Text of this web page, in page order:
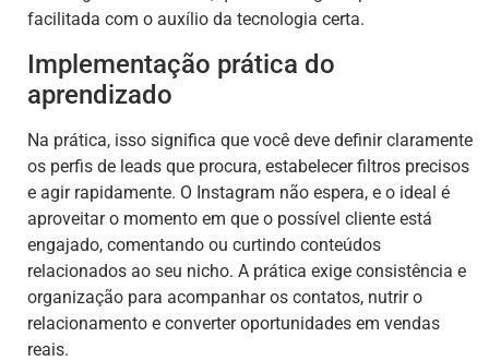
facilitada com o auxílio da tecnologia certa.
Implementação prática do
aprendizado
Na prática, isso significa que você deve definir claramente
os perfis de leads que procura, estabelecer filtros precisos
e agir rapidamente. O Instagram não espera, e o ideal é
aproveitar o momento em que o possível cliente está
engajado, comentando ou curtindo conteúdos
relacionados ao seu nicho. A prática exige consistência e
organização para acompanhar os contatos, nutrir o
relacionamento e converter oportunidades em vendas
reais.